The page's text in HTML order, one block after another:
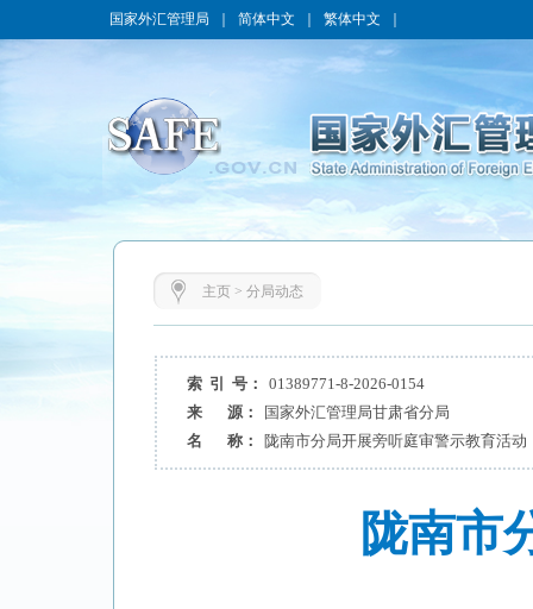
国家外汇管理局 简体中文 繁体中文
主页> 分局动态
索 引 号：
01389771-8-2026-0154
来 源：
国家外汇管理局甘肃省分局
名 称：
陇南市分局开展旁听庭审警示教育活动
陇南市